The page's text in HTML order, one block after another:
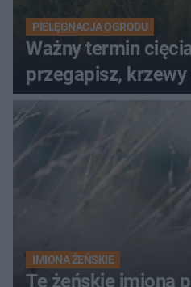
PIELĘGNACJA OGRODU
Ważny termin
przegapisz,
IMIONA ŻEŃSKIE
Te żeńskie imiona